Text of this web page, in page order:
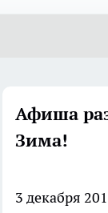
Афиша
Зима!
3 декабря